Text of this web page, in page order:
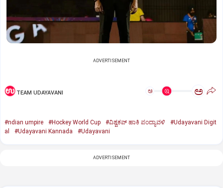
ADVERTISEMENT
TEAM UDAYAVANI ಅ ಅ
#ndian umpire #Hockey World Cup #ವಿಶ್ವಕಪ್‌ ಹಾಕಿ ಪಂದ್ಯಾವಳಿ
#Udayavani Digit
al
#Udayavani Kannada #Udayavani
ADVERTISEMENT